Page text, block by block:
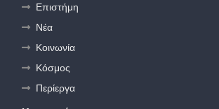
Επιστήμη
Νέα
Κοινωνία
Κόσμος
Περίεργα